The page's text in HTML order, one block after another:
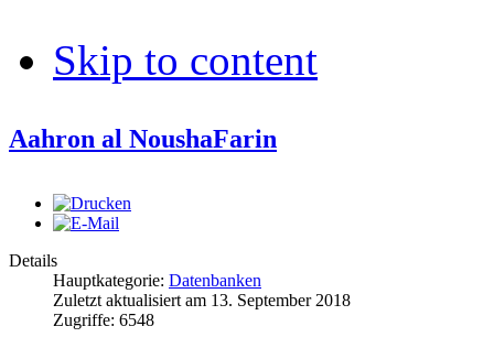
Skip to content
Aahron al NoushaFarin
Details
Hauptkategorie: Datenbanken
Zuletzt aktualisiert am 13. September 2018
Zugriffe: 6548